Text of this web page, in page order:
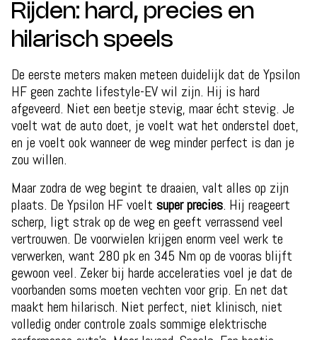
Rijden: hard, precies en
hilarisch speels
De eerste meters maken meteen duidelijk dat de Ypsilon
HF geen zachte lifestyle-EV wil zijn. Hij is hard
afgeveerd. Niet een beetje stevig, maar écht stevig. Je
voelt wat de auto doet, je voelt wat het onderstel doet,
en je voelt ook wanneer de weg minder perfect is dan je
zou willen.
Maar zodra de weg begint te draaien, valt alles op zijn
plaats. De Ypsilon HF voelt super precies. Hij reageert
scherp, ligt strak op de weg en geeft verrassend veel
vertrouwen. De voorwielen krijgen enorm veel werk te
verwerken, want 280 pk en 345 Nm op de vooras blijft
gewoon veel. Zeker bij harde acceleraties voel je dat de
voorbanden soms moeten vechten voor grip. En net dat
maakt hem hilarisch. Niet perfect, niet klinisch, niet
volledig onder controle zoals sommige elektrische